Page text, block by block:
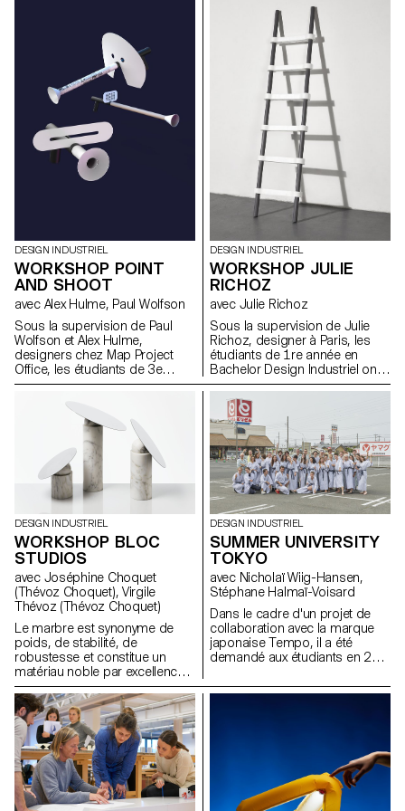
qui ne se contente pas
uniquement de solutionner
techniquement la prise de vue.
Pour le festival, cette installation
représente une vraie attente du
public ainsi qu’un revenu
puisque chaque image coûte
polystyrène en une semaine.
DESIGN INDUSTRIEL
WORKSHOP POINT
AND SHOOT
avec Alex Hulme, Paul Wolfson
Sous la supervision de Paul
Wolfson et Alex Hulme,
designers chez Map Project
Office, les étudiants de 3e
année en Bachelor Design
& Interaction Design ont conçu
des objets fonctionnant sur le
principe "viser et tirer". Ceux-ci
s'inspirent des opportunités
créées par l'approche Open
Source et pourraient facilement
être répliqués par toute
personne en ayant besoin ou
envie.
DESIGN INDUSTRIEL
WORKSHOP JULIE
RICHOZ
avec Julie Richoz
Sous la supervision de Julie
Richoz, designer à Paris, les
étudiants de 1re année en
Bachelor Design Industriel ont
eu à dessiner des echelles,
dans le cadre d'une semaine
d'atelier.
DESIGN INDUSTRIEL
WORKSHOP BLOC
STUDIOS
avec Joséphine Choquet
(Thévoz Choquet), Virgile
Thévoz (Thévoz Choquet)
Le marbre est synonyme de
poids, de stabilité, de
robustesse et constitue un
matériau noble par excellence.
A la lumière de cela, quels
types d'objets sont capables
de tirer pleinement parti de ces
propriétés? Comment les
sensations d'équilibre ou de
poids peuvent-elles être
pleinement exprimées, tout en
respectant les qualités innées
et les limites de cette
DESIGN INDUSTRIEL
SUMMER UNIVERSITY
TOKYO
avec Nicholaï Wiig-Hansen,
Stéphane Halmaï-Voisard
Dans le cadre d'un projet de
collaboration avec la marque
japonaise Tempo, il a été
demandé aux étudiants en 2e
créer un mobile (sculpture
savoir-faire, d'Ashikaga et de la
région de Tokyo, pour créer
des produits en associant et en
utilisant au mieux différents